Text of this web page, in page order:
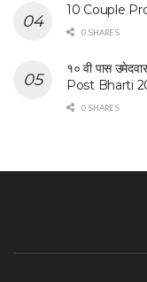
10 Couple
0 SHARES
१० वी पास
Post Bharti
0 SHARES